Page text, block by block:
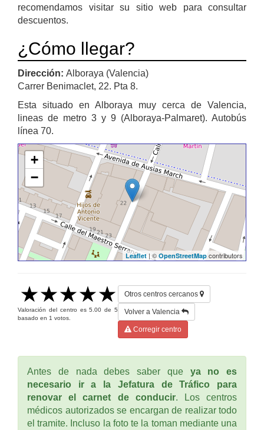
recomendamos visitar su sitio web para consultar
descuentos.
¿Cómo llegar?
Dirección: Alboraya (Valencia)
Carrer Benimaclet, 22. Pta 8.
Esta situado en Alboraya muy cerca de Valencia,
lineas de metro 3 y 9 (Alboraya-Palmaret). Autobús
línea 70.
+
−
Leaflet | © OpenStreetMapcontributors
Valoración del centro es5.00 de5
basado en 1 votos.
Otros centros cercanos
Volver a Valencia
Corregir centro
Antes de nada debes saber que ya no es
necesario ir a la Jefatura de Tráfico para
renovar el carnet de conducir. Los centros
médicos autorizados se encargan de realizar todo
el tramite. Incluso la foto te la toman mediante una